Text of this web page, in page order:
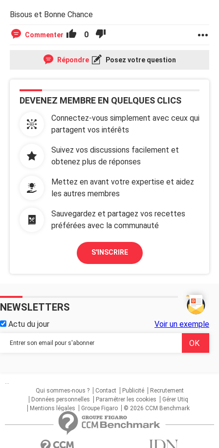
Bisous et Bonne Chance
Commenter 0
Répondre Posez votre question
DEVENEZ MEMBRE EN QUELQUES CLICS
Connectez-vous simplement avec ceux qui
partagent vos intérêts
Suivez vos discussions facilement et
obtenez plus de réponses
Mettez en avant votre expertise et aidez
les autres membres
Sauvegardez et partagez vos recettes
préférées avec la communauté
S'INSCRIRE
NEWSLETTERS
Actu du jour Voir un exemple
...
Qui sommes-nous ?
Contact Publicité
Recrutement
Données personnelles
Paramétrer les cookies
Gérer Utiq
Mentions légales
Groupe Figaro © 2026 CCM Benchmark